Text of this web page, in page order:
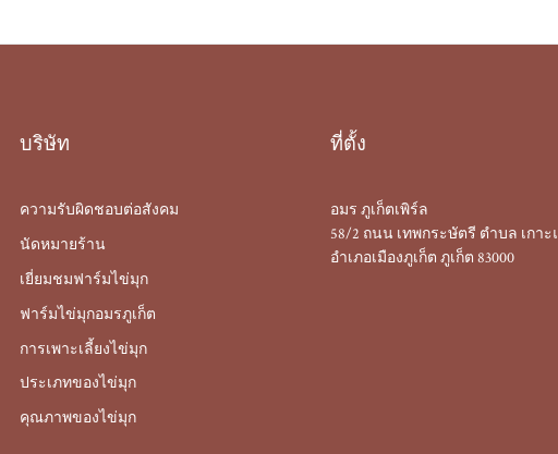
บริษัท
ความรับผิดชอบต่อสังคม
นัดหมายร้าน
เยี่ยมชมฟาร์มไข่มุก
ฟาร์มไข่มุกอมรภูเก็ต
การเพาะเลี้ยงไข่มุก
ประเภทของไข่มุก
คุณภาพของไข่มุก
ที่ตั้ง
อมร ภูเก็ตเพิร์ล
58/2 ถนน เทพกระษัตรี ตำบล เกาะ
อำเภอเมืองภูเก็ต ภูเก็ต 83000